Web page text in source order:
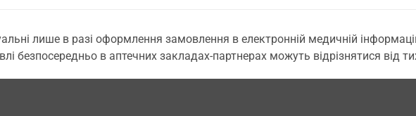
лише в разі оформлення замовлення в електронній медичній
безпосередньо в аптечних закладах-партнерах можуть відрізнятися від